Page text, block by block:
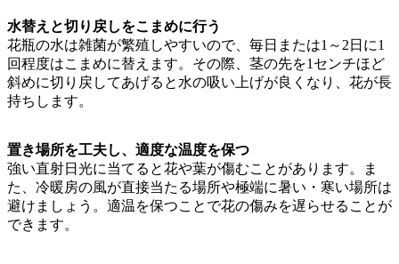
水替えと切り戻しをこまめに行う
花瓶の水は雑菌が繁殖しやすいので、毎日または1～2日に1
回程度はこまめに替えます。その際、茎の先を1センチほど
斜めに切り戻してあげると水の吸い上げが良くなり、花が長
持ちします。
置き場所を工夫し、適度な温度を保つ
強い直射日光に当てると花や葉が傷むことがあります。ま
た、冷暖房の風が直接当たる場所や極端に暑い・寒い場所は
避けましょう。適温を保つことで花の傷みを遅らせることが
できます。